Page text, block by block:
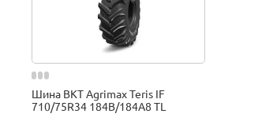
Шина BKT Agrimax Teris IF
710/75R34 184B/184A8 TL